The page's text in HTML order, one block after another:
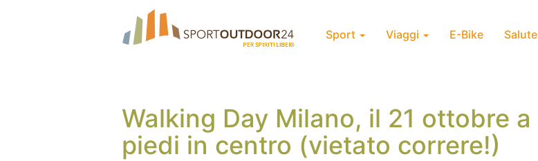
Sport Viaggi E-Bike Salute
Walking Day Milano, il 21 ottobre a
piedi in centro (vietato correre!)